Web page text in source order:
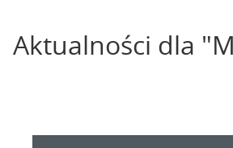
Aktualności dla